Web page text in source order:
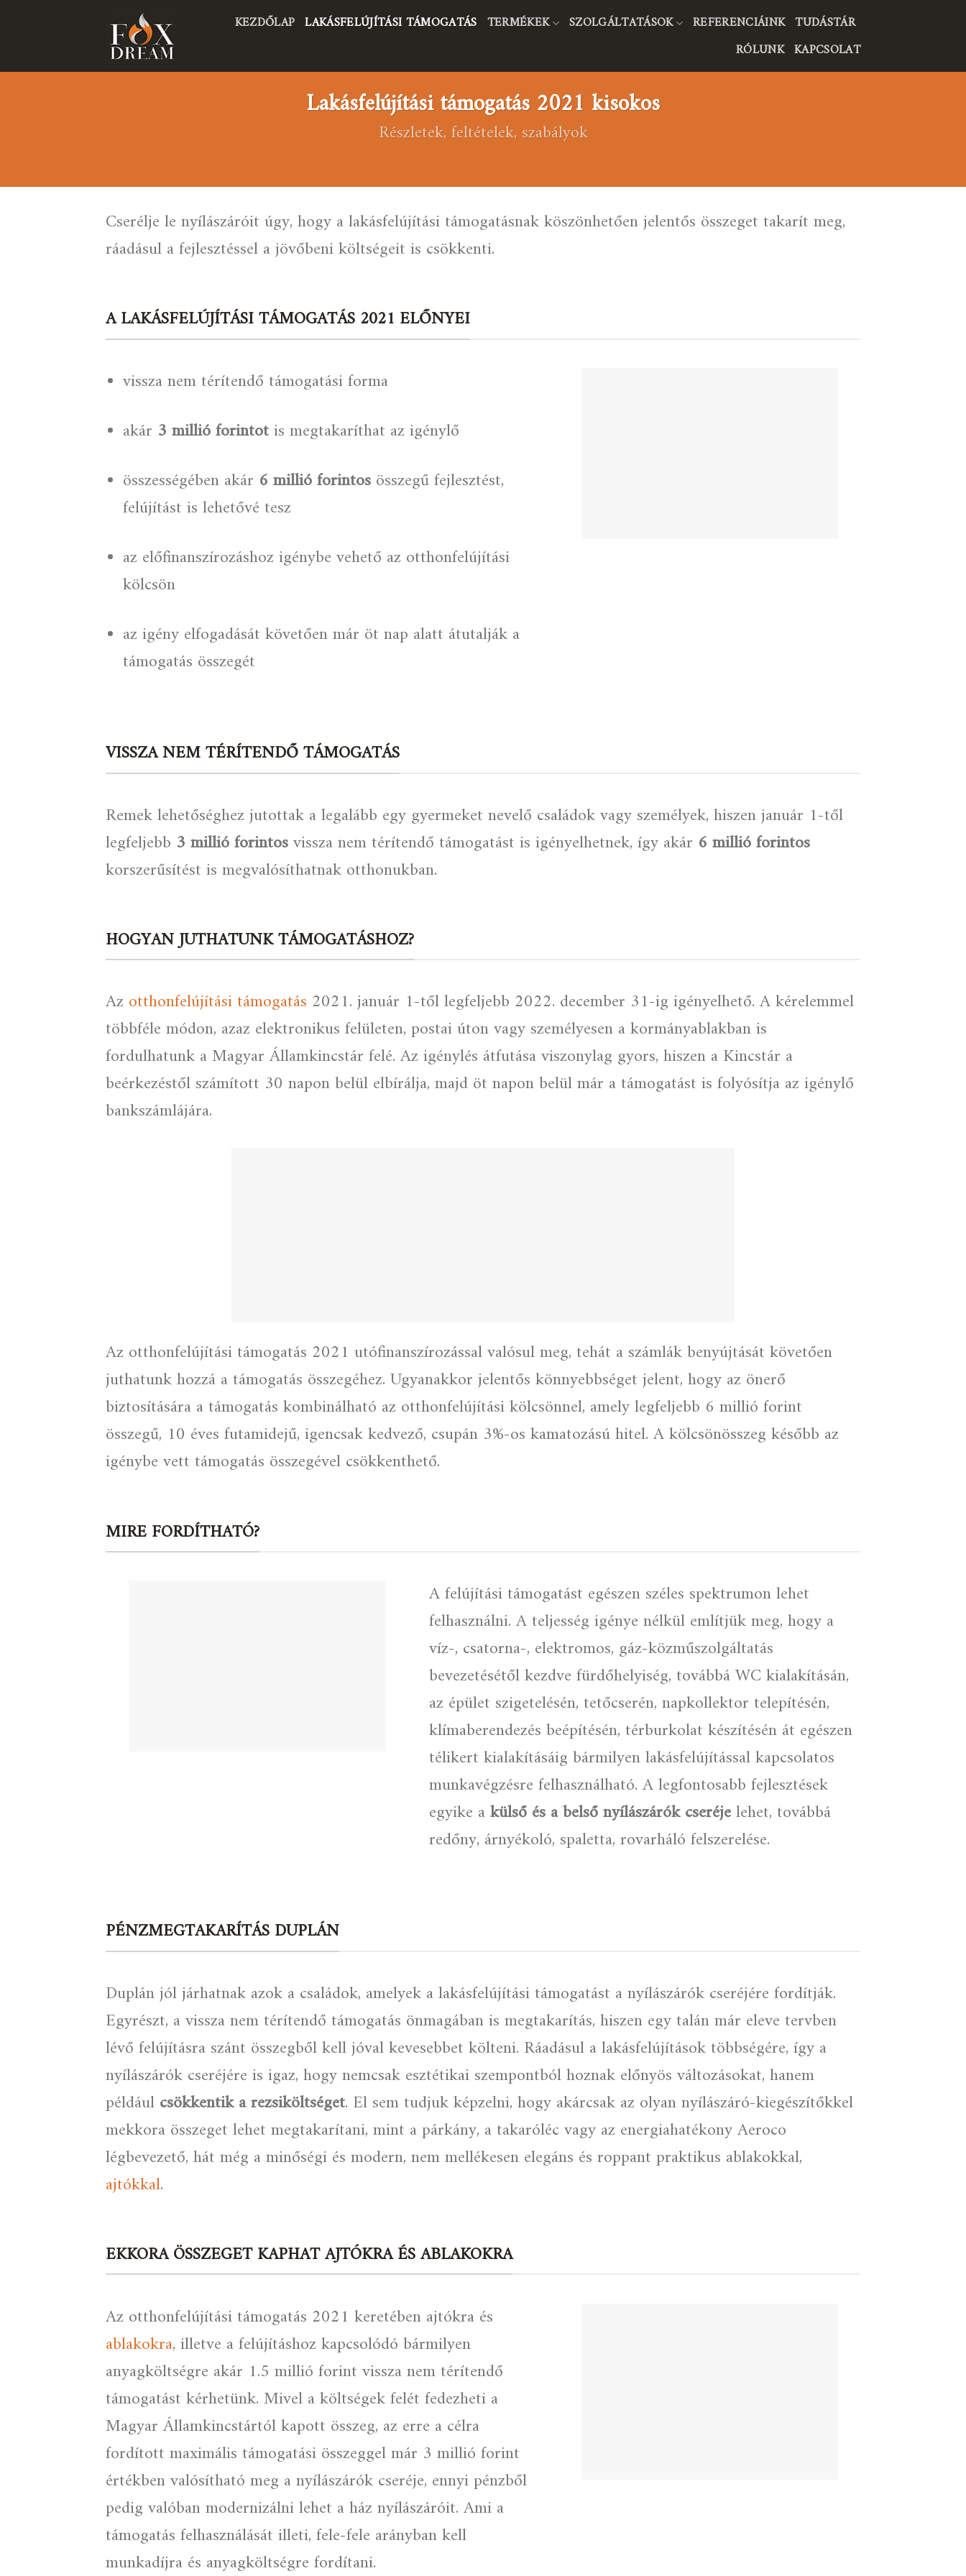
KEZDŐLAP LAKÁSFELÚJÍTÁSI TÁMOGATÁS TERMÉKEK SZOLGÁLTATÁSOK REFERENCIÁINK TUDÁSTÁR
RÓLUNK KAPCSOLAT
Lakásfelújítási támogatás 2021 kisokos
Részletek, feltételek, szabályok
Cserélje le nyílászáróit úgy, hogy a lakásfelújítási támogatásnak köszönhetően jelentős összeget takarít meg,
ráadásul a fejlesztéssel a jövőbeni költségeit is csökkenti.
A LAKÁSFELÚJÍTÁSI TÁMOGATÁS 2021 ELŐNYEI
vissza nem térítendő támogatási forma
akár 3 millió forintotis megtakaríthat az igénylő
összességében akár 6 millió forintosösszegű fejlesztést,
felújítást is lehetővé tesz
az előfinanszírozáshoz igénybe vehető az otthonfelújítási
kölcsön
az igény elfogadását követően már öt nap alatt átutalják a
támogatás összegét
VISSZA NEM TÉRÍTENDŐ TÁMOGATÁS
Remek lehetőséghez jutottak a legalább egy gyermeket nevelő családok vagy személyek, hiszen január 1-től
legfeljebb 3 millió forintosvissza nem térítendő támogatást is igényelhetnek, így akár 6 millió forintos
korszerűsítést is megvalósíthatnak otthonukban.
HOGYAN JUTHATUNK TÁMOGATÁSHOZ?
Azotthonfelújítási támogatás 2021. január 1-től legfeljebb 2022. december 31-ig igényelhető. A kérelemmel
többféle módon, azaz elektronikus felületen, postai úton vagy személyesen a kormányablakban is
fordulhatunk a Magyar Államkincstár felé. Az igénylés átfutása viszonylag gyors, hiszen a Kincstár a
beérkezéstől számított 30 napon belül elbírálja, majd öt napon belül már a támogatást is folyósítja az igénylő
bankszámlájára.
Az otthonfelújítási támogatás 2021 utófinanszírozással valósul meg, tehát a számlák benyújtását követően
juthatunk hozzá a támogatás összegéhez. Ugyanakkor jelentős könnyebbséget jelent, hogy az önerő
biztosítására a támogatás kombinálható az otthonfelújítási kölcsönnel, amely legfeljebb 6 millió forint
összegű, 10 éves futamidejű, igencsak kedvező, csupán 3%-os kamatozású hitel. A kölcsönösszeg később az
igénybe vett támogatás összegével csökkenthető.
MIRE FORDÍTHATÓ?
A felújítási támogatást egészen széles spektrumon lehet
felhasználni. A teljesség igénye nélkül említjük meg, hogy a
víz-, csatorna-, elektromos, gáz-közműszolgáltatás
bevezetésétől kezdve fürdőhelyiség, továbbá WC kialakításán,
az épület szigetelésén, tetőcserén, napkollektor telepítésén,
klímaberendezés beépítésén, térburkolat készítésén át egészen
télikert kialakításáig bármilyen lakásfelújítással kapcsolatos
munkavégzésre felhasználható. A legfontosabb fejlesztések
egyike akülső és a belső nyílászárók cseréjelehet, továbbá
redőny, árnyékoló, spaletta, rovarháló felszerelése.
PÉNZMEGTAKARÍTÁS DUPLÁN
Duplán jól járhatnak azok a családok, amelyek a lakásfelújítási támogatást a nyílászárók cseréjére fordítják.
Egyrészt, a vissza nem térítendő támogatás önmagában is megtakarítás, hiszen egy talán már eleve tervben
lévő felújításra szánt összegből kell jóval kevesebbet költeni. Ráadásul a lakásfelújítások többségére, így a
nyílászárók cseréjére is igaz, hogy nemcsak esztétikai szempontból hoznak előnyös változásokat, hanem
példáulcsökkentik a rezsiköltséget. El sem tudjuk képzelni, hogy akárcsak az olyan nyílászáró-kiegészítőkkel
mekkora összeget lehet megtakarítani, mint a párkány, a takaróléc vagy az energiahatékony Aeroco
légbevezető, hát még a minőségi és modern, nem mellékesen elegáns és roppant praktikus ablakokkal,
ajtókkal.
EKKORA ÖSSZEGET KAPHAT AJTÓKRA ÉS ABLAKOKRA
Az otthonfelújítási támogatás 2021 keretében ajtókra és
ablakokra, illetve a felújításhoz kapcsolódó bármilyen
anyagköltségre akár 1.5 millió forint vissza nem térítendő
támogatást kérhetünk. Mivel a költségek felét fedezheti a
Magyar Államkincstártól kapott összeg, az erre a célra
fordított maximális támogatási összeggel már 3 millió forint
értékben valósítható meg a nyílászárók cseréje, ennyi pénzből
pedig valóban modernizálni lehet a ház nyílászáróit. Ami a
támogatás felhasználását illeti, fele-fele arányban kell
munkadíjra és anyagköltségre fordítani.